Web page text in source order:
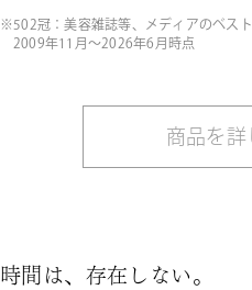
美ST SSTベストコスメ大賞
ング賞１位（美ST 8月号）
B.A ウォッシュ
美ST SSTベストコスメ大賞
※502冠：美容雑誌等、メディアのベス
2009年11月～2026年6月時点
商品を詳
時間 は 存在 し な い 。